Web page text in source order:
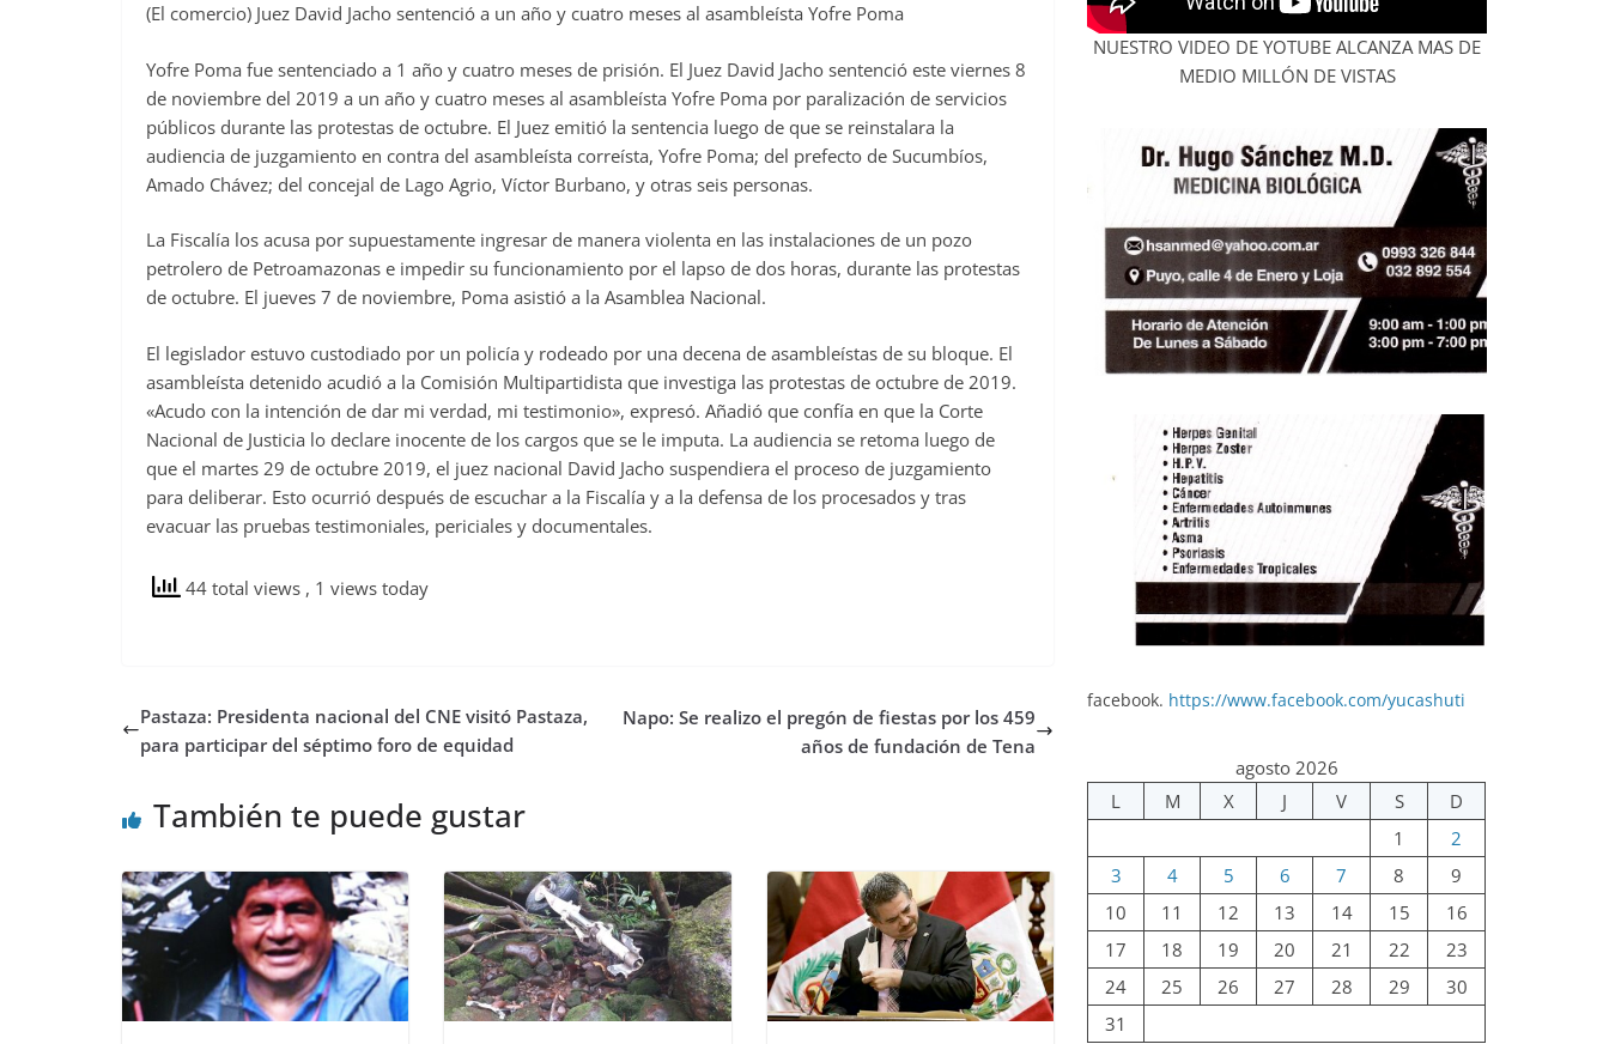
(El comercio) Juez David Jacho sentenció a un año y cuatro meses al asambleísta Yofre Poma
Yofre Poma fue sentenciado a 1 año y cuatro meses de prisión. El Juez David Jacho sentenció este viernes 8
de noviembre del 2019 a un año y cuatro meses al asambleísta Yofre Poma por paralización de servicios
públicos durante las protestas de octubre. El Juez emitió la sentencia luego de que se reinstalara la
audiencia de juzgamiento en contra del asambleísta correísta, Yofre Poma; del prefecto de Sucumbíos,
Amado Chávez; del concejal de Lago Agrio, Víctor Burbano, y otras seis personas.
La Fiscalía los acusa por supuestamente ingresar de manera violenta en las instalaciones de un pozo
petrolero de Petroamazonas e impedir su funcionamiento por el lapso de dos horas, durante las protestas
de octubre. El jueves 7 de noviembre, Poma asistió a la Asamblea Nacional.
El legislador estuvo custodiado por un policía y rodeado por una decena de asambleístas de su bloque. El
asambleísta detenido acudió a la Comisión Multipartidista que investiga las protestas de octubre de 2019.
«Acudo con la intención de dar mi verdad, mi testimonio», expresó. Añadió que confía en que la Corte
Nacional de Justicia lo declare inocente de los cargos que se le imputa. La audiencia se retoma luego de
que el martes 29 de octubre 2019, el juez nacional David Jacho suspendiera el proceso de juzgamiento
para deliberar. Esto ocurrió después de escuchar a la Fiscalía y a la defensa de los procesados y tras
evacuar las pruebas testimoniales, periciales y documentales.
44 total views , 1 views today
Pastaza: Presidenta nacional del CNE visitó Pastaza,
para participar del séptimo foro de equidad
Napo: Se realizo el pregón de fiestas por los 459
años de fundación de Tena
También te puede gustar
NUESTRO VIDEO DE YOTUBE ALCANZA MAS DE
MEDIO MILLÓN DE VISTAS
facebook. https://www.facebook.com/yucashuti
agosto 2026
L
M X J V S
D
1
2
3
4 5 6 7 8
9
10
11 12 13 14 15
16
17
18 19 20 21 22
23
24
25 26 27 28 29
30
31